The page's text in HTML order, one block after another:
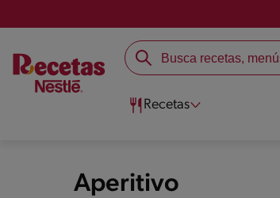
Recetas
Aperitivo